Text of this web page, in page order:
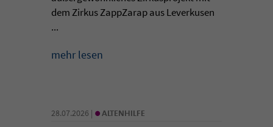
dem Zirkus ZappZarap aus Leverkusen
...
mehr lesen
28.07.2026 | • ALTENHILFE